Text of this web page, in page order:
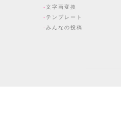
文字画変換
テンプレート
みんなの投稿